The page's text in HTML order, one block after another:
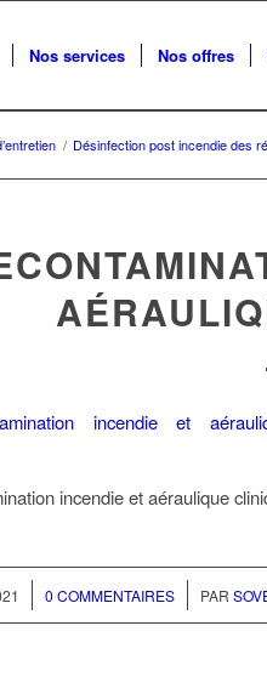
Nos services Nos offres
/ Désinfection post incendie des
incendie et aéraulique
0 COMMENTAIRES
/ PAR